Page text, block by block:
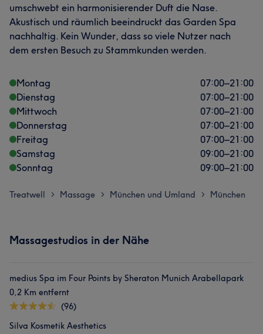
umschwebt ein harmonisierender Duft die Nase.
Akustisch und räumlich beeindruckt das Garden Spa
nachhaltig. Kein Wunder, dass so viele Nutzer nach
dem ersten Besuch zu Stammkunden werden.
Montag 07:00–21:00
Dienstag
07:00–21:00
Mittwoch
07:00–21:00
Donnerstag
07:00–21:00
Freitag
07:00–21:00
Samstag
09:00–21:00
Sonntag
09:00–21:00
Treatwell > Massage > München und Umland > München
Massagestudios in der Nähe
medius Spa im Four Points by Sheraton Munich Arabellapark
0,2 Km entfernt
(96)
Silva Kosmetik Aesthetics